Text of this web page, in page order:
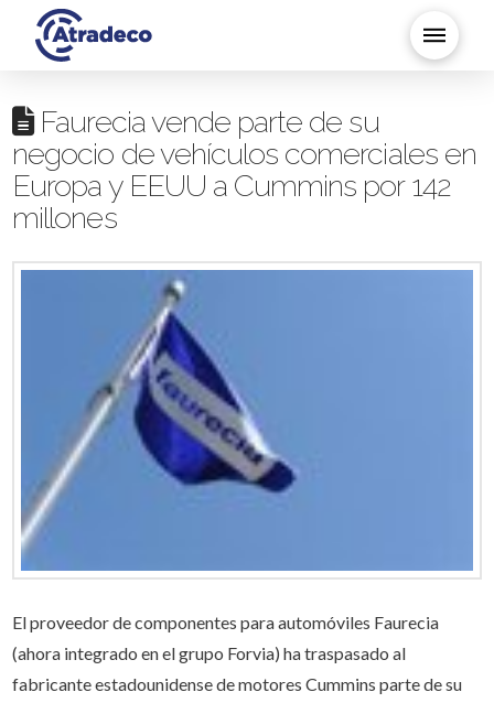
Faurecia vende parte de su
negocio de vehículos comerciales en
Europa y EEUU a Cummins por 142
millones
El proveedor de componentes para automóviles Faurecia
(ahora integrado en el grupo Forvia) ha traspasado al
fabricante estadounidense de motores Cummins parte de su